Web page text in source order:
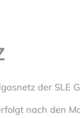
der SLE
nach den